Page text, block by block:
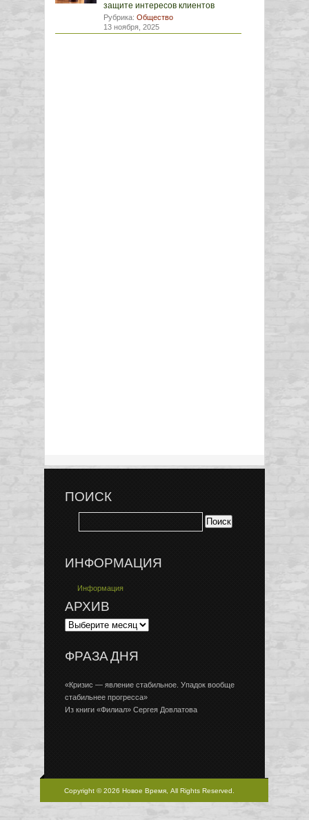
защите интересов клиентов
Рубрика: Общество
13 ноября, 2025
ПОИСК
ИНФОРМАЦИЯ
Информация
АРХИВ
ФРАЗА ДНЯ
«Кризис — явление стабильное. Упадок вообще
стабильнее прогресса»
Из книги «Филиал» Сергея Довлатова
Copyright © 2026 Новое Время, All Rights Reserved.